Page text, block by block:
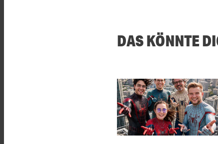
DAS KÖNNTE